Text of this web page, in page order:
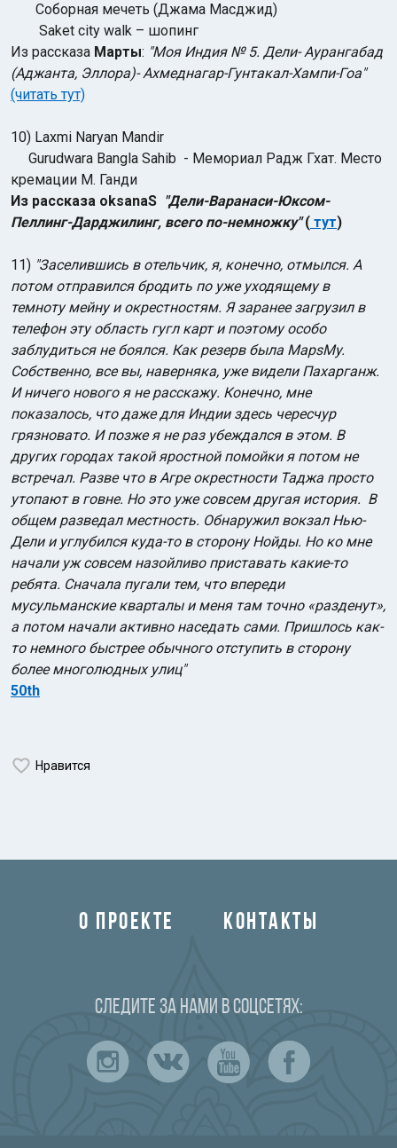
Соборная мечеть (Джама Масджид)
Saket city walk – шопинг
Из рассказа Марты: "Моя Индия № 5. Дели- Аурангабад
(Аджанта, Эллора)- Ахмеднагар-Гунтакал-Хампи-Гоа"
(читать тут)
10) Laxmi Naryan Mandir
Gurudwara Bangla Sahib - Мемориал Радж Гхат. Место
кремации М. Ганди
Из рассказа oksanaS "Дели-Варанаси-Юксом-
Пеллинг-Дарджилинг, всего по-немножку"( тут)
11) "Заселившись в отельчик, я, конечно, отмылся. А
потом отправился бродить по уже уходящему в
темноту мейну и окрестностям. Я заранее загрузил в
телефон эту область гугл карт и поэтому особо
заблудиться не боялся. Как резерв была MapsMy.
Собственно, все вы, наверняка, уже видели Пахарганж.
И ничего нового я не расскажу. Конечно, мне
показалось, что даже для Индии здесь чересчур
грязновато. И позже я не раз убеждался в этом. В
других городах такой яростной помойки я потом не
встречал. Разве что в Агре окрестности Таджа просто
утопают в говне. Но это уже совсем другая история. В
общем разведал местность. Обнаружил вокзал Нью-
Дели и углубился куда-то в сторону Нойды. Но ко мне
начали уж совсем назойливо приставать какие-то
ребята. Сначала пугали тем, что впереди
мусульманские кварталы и меня там точно «разденут»,
а потом начали активно наседать сами. Пришлось как-
то немного быстрее обычного отступить в сторону
более многолюдных улиц"
50th
Нравится
О ПРОЕКТЕ КОНТАКТЫ
Следите за нами в соцсетях: